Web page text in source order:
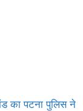
का पटना पुलिस ने